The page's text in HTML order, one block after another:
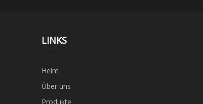
LINKS
Heim
Über uns
Produkte